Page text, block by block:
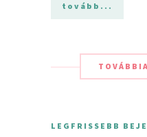
tovább...
LEGFRISSEBB